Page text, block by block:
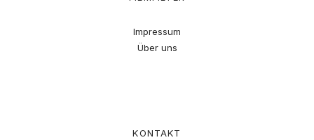
Impressum
Über uns
KONTAKT